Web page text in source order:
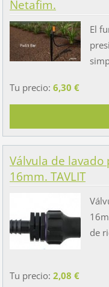
Netafim.
El
Tu precio: 6,30 €
Válvula de
16mm. TAVLIT
de
Tu precio: 2,08 €